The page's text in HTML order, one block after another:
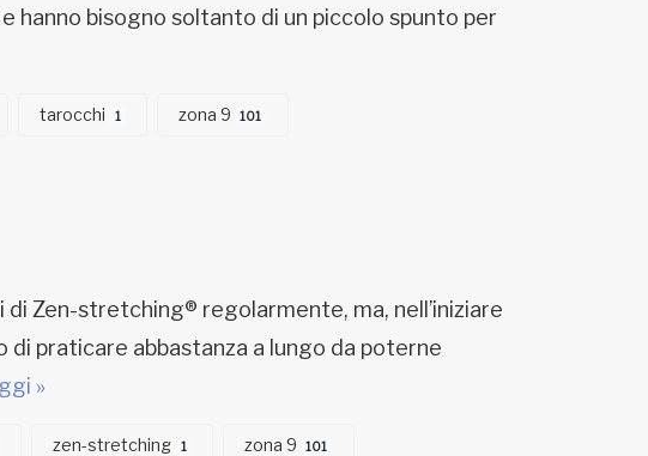
hanno bisogno soltanto di un piccolo spunto per
tarocchi 1 zona 9 101
Zen-stretching® regolarmente, ma, nell’iniziare
praticare abbastanza a lungo da poterne
»
zen-stretching 1 zona 9 101